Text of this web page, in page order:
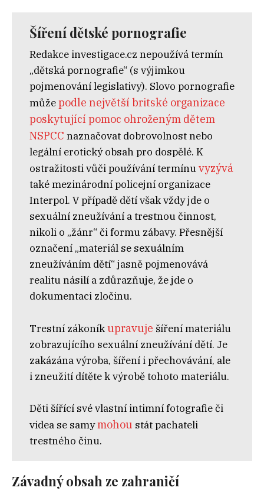
Šíření dětské pornografie
Redakce investigace.cz nepoužívá termín
„dětská pornografie“ (s výjimkou
pojmenování legislativy). Slovo pornografie
můžepodle největší britské organizace
poskytující pomoc ohroženým dětem
NSPCC naznačovat dobrovolnost nebo
legální erotický obsah pro dospělé. K
ostražitosti vůči používání termínuvyzývá
také mezinárodní policejní organizace
Interpol. V případě dětí však vždy jde o
sexuální zneužívání a trestnou činnost,
nikoli o „žánr“ či formu zábavy. Přesnější
označení „materiál se sexuálním
zneužíváním dětí“ jasně pojmenovává
realitu násilí a zdůrazňuje, že jde o
dokumentaci zločinu.
Trestní zákoníkupravuje šíření materiálu
zobrazujícího sexuální zneužívání dětí. Je
zakázána výroba, šíření i přechovávání, ale
i zneužití dítěte k výrobě tohoto materiálu.
Děti šířící své vlastní intimní fotografie či
videa se samymohou stát pachateli
trestného činu.
Závadný obsah ze zahraničí